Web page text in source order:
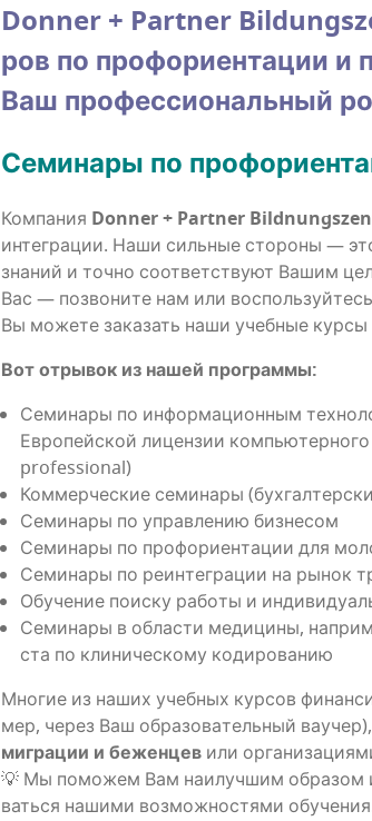
Donner + Partner
ров по профори­ен­та­ции и
Ваш про­фес­си­о­наль­ный
Семи­на­ры по
Ком­па­ния Donner + Partner
инте­гра­ции. Наши силь­ные сто­ро­ны —
зна­ний и точ­но соот­вет­ству­ют Вашим
Вас — позво­ни­те нам или
Вы може­те зака­зать наши учеб­ные
Вот отры­вок из нашей программы:
Семи­на­ры по инфор­ма­ци­он­ным
Евро­пей­ской лицен­зии
professional)
Ком­мер­че­ские семи­на­ры
Семи­на­ры по управ­ле­нию бизнесом
Семи­на­ры по профори­ен­та­ции для
Семи­на­ры по реин­те­гра­ции на рынок
Обу­че­ние поис­ку рабо­ты и
Семи­на­ры в обла­сти меди­ци­ны,
ста по кли­ни­че­ско­му кодированию
Мно­гие из наших учеб­ных кур­сов
мер, через Ваш обра­зо­ва­тель­ный ваучер),
мигра­ции и бежен­цевили
💡 Мы помо­жем Вам наи­луч­шим обра­зом
вать­ся наши­ми воз­мож­но­стя­ми